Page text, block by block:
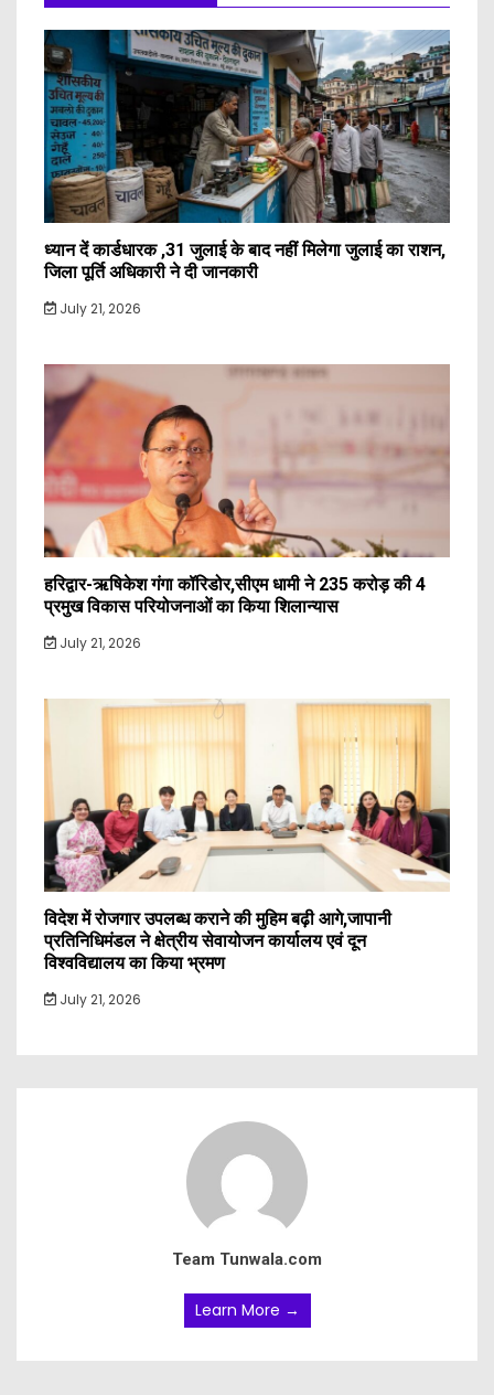
ध्यान दें कार्डधारक ,31 जुलाई के बाद नहीं मिलेगा जुलाई का राशन,
जिला पूर्ति अधिकारी ने दी जानकारी
July 21, 2026
हरिद्वार-ऋषिकेश गंगा कॉरिडोर,सीएम धामी ने 235 करोड़ की 4
प्रमुख विकास परियोजनाओं का किया शिलान्यास
July 21, 2026
विदेश में रोजगार उपलब्ध कराने की मुहिम बढ़ी आगे,जापानी
प्रतिनिधिमंडल ने क्षेत्रीय सेवायोजन कार्यालय एवं दून
विश्वविद्यालय का किया भ्रमण
July 21, 2026
Team Tunwala.com
Learn More →